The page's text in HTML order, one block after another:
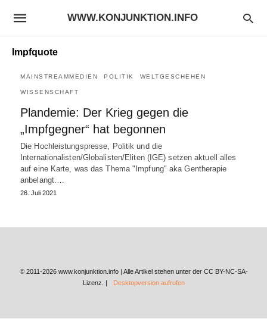
WWW.KONJUNKTION.INFO
Impfquote
MAINSTREAMMEDIEN POLITIK WELTGESCHEHEN
WISSENSCHAFT
Plandemie: Der Krieg gegen die
„Impfgegner“ hat begonnen
Die Hochleistungspresse, Politik und die
Internationalisten/Globalisten/Eliten (IGE) setzen aktuell alles
auf eine Karte, was das Thema "Impfung" aka Gentherapie
anbelangt.…
26. Juli 2021
© 2011-2026 www.konjunktion.info | Alle Artikel stehen unter der CC BY-NC-SA-
Lizenz. |
Desktopversion aufrufen